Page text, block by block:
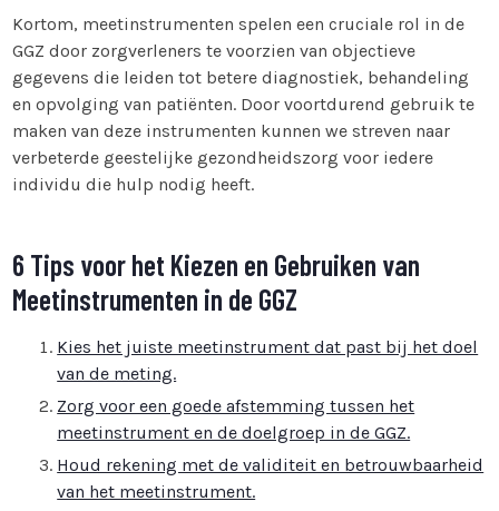
Kortom, meetinstrumenten spelen een cruciale rol in de
GGZ door zorgverleners te voorzien van objectieve
gegevens die leiden tot betere diagnostiek, behandeling
en opvolging van patiënten. Door voortdurend gebruik te
maken van deze instrumenten kunnen we streven naar
verbeterde geestelijke gezondheidszorg voor iedere
individu die hulp nodig heeft.
6 Tips voor het Kiezen en Gebruiken van
Meetinstrumenten in de GGZ
Kies het juiste meetinstrument dat past bij het doel
van de meting.
Zorg voor een goede afstemming tussen het
meetinstrument en de doelgroep in de GGZ.
Houd rekening met de validiteit en betrouwbaarheid
van het meetinstrument.